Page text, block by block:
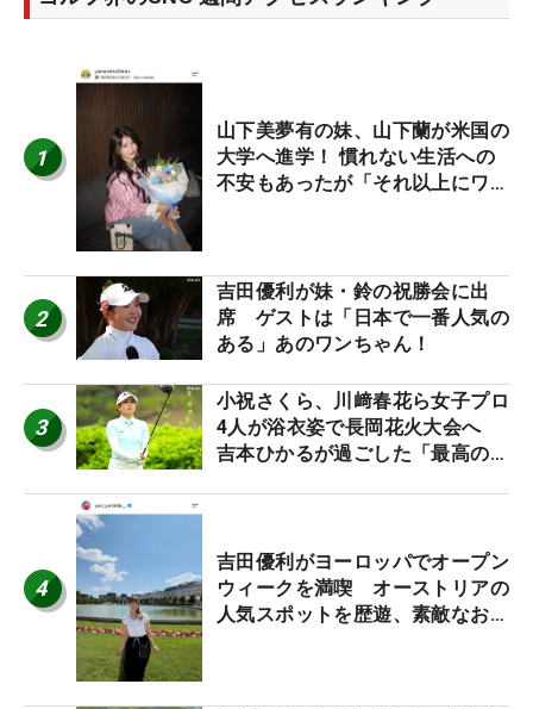
1
山下美夢有の妹、山下蘭が米国の
大学へ進学！ 慣れない生活への
不安もあったが「それ以上にワク
2
吉田優利が妹・鈴の祝勝会に出
席 ゲストは「日本で一番人気の
ある」あのワンちゃん！
3
小祝さくら、川﨑春花ら女子プロ
4人が浴衣姿で長岡花火大会へ
吉本ひかるが過ごした「最高の夏
4
吉田優利がヨーロッパでオープン
ウィークを満喫 オーストリアの
人気スポットを歴遊、素敵なお土